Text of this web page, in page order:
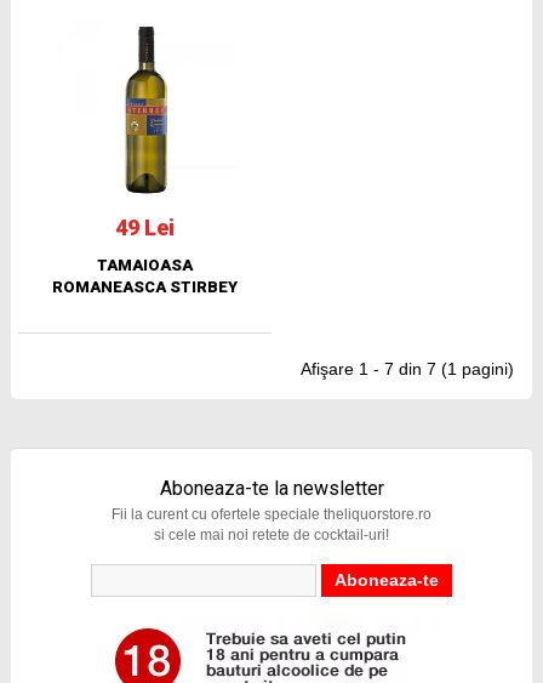
49 Lei
TAMAIOASA
ROMANEASCA STIRBEY
Afişare 1 - 7 din 7 (1 pagini)
Aboneaza-te la newsletter
Fii la curent cu ofertele speciale theliquorstore.ro
si cele mai noi retete de cocktail-uri!